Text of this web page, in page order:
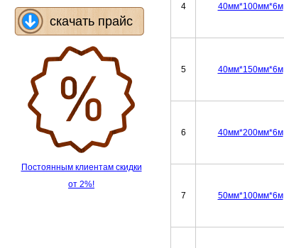
4 40мм*100мм*6м
5 40мм*150мм*6м
6 40мм*200мм*6м
7 50мм*100мм*6м
скачать прайс
Постоянным клиентам скидки
от 2%!